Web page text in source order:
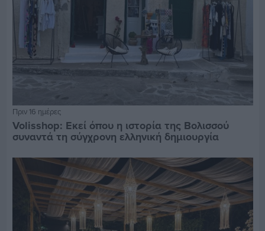
Πριν 16 ημέρες
Volisshop: Εκεί όπου η ιστορία της Βολισσού
συναντά τη σύγχρονη ελληνική δημιουργία